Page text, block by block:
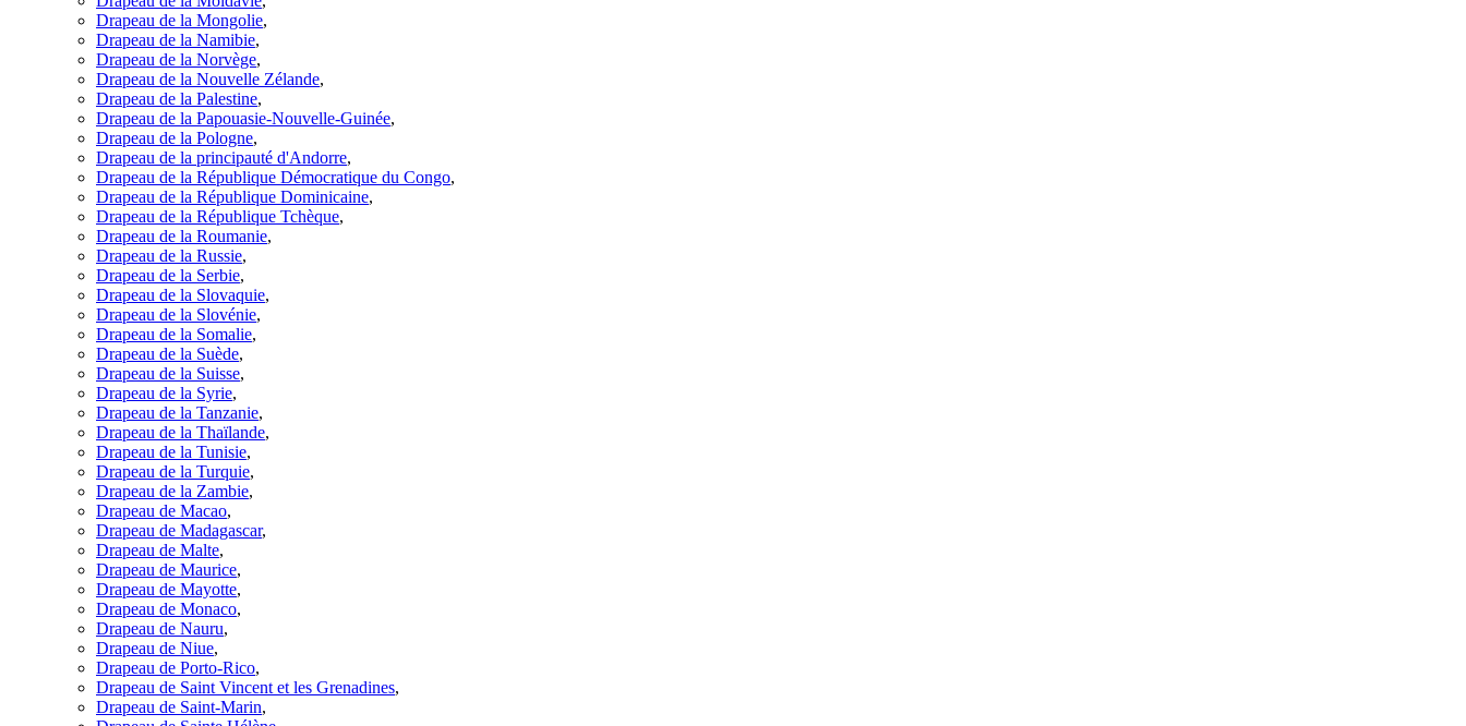
Drapeau de la Mongolie,
Drapeau de la Namibie,
Drapeau de la Norvège,
Drapeau de la Nouvelle Zélande,
Drapeau de la Palestine,
Drapeau de la Papouasie-Nouvelle-Guinée,
Drapeau de la Pologne,
Drapeau de la principauté d'Andorre,
Drapeau de la République Démocratique du Congo,
Drapeau de la République Dominicaine,
Drapeau de la République Tchèque,
Drapeau de la Roumanie,
Drapeau de la Russie,
Drapeau de la Serbie,
Drapeau de la Slovaquie,
Drapeau de la Slovénie,
Drapeau de la Somalie,
Drapeau de la Suède,
Drapeau de la Suisse,
Drapeau de la Syrie,
Drapeau de la Tanzanie,
Drapeau de la Thaïlande,
Drapeau de la Tunisie,
Drapeau de la Turquie,
Drapeau de la Zambie,
Drapeau de Macao,
Drapeau de Madagascar,
Drapeau de Malte,
Drapeau de Maurice,
Drapeau de Mayotte,
Drapeau de Monaco,
Drapeau de Nauru,
Drapeau de Niue,
Drapeau de Porto-Rico,
Drapeau de Saint Vincent et les Grenadines,
Drapeau de Saint-Marin,